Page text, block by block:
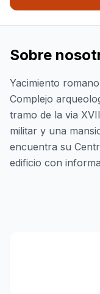
Sobre
Yacimiento
Complejo
tramo de la via
militar y una
encuentra su
edificio con